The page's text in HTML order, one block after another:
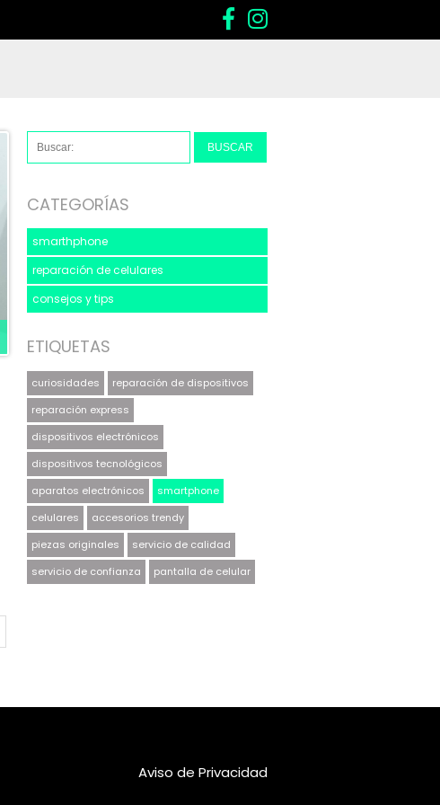
CATEGORÍAS
smarthphone
reparación de celulares
consejos y tips
ETIQUETAS
curiosidades
reparación de dispositivos
reparación express
dispositivos electrónicos
dispositivos tecnológicos
aparatos electrónicos
smartphone
celulares
accesorios trendy
piezas originales
servicio de calidad
servicio de confianza
pantalla de celular
Aviso de Privacidad